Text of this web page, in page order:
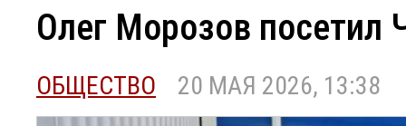
Олег Морозов посетил
ОБЩЕСТВО 20 МАЯ 2026, 13:38